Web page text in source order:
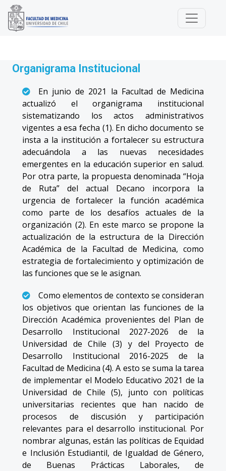
Organigrama Institucional
En junio de 2021 la Facultad de Medicina
actualizó el organigrama institucional
sistematizando los actos administrativos
vigentes a esa fecha (1). En dicho documento se
insta a la institución a fortalecer su estructura
adecuándola a las nuevas necesidades
emergentes en la educación superior en salud.
Por otra parte, la propuesta denominada “Hoja
de Ruta” del actual Decano incorpora la
urgencia de fortalecer la función académica
como parte de los desafíos actuales de la
organización (2). En este marco se propone la
actualización de la estructura de la Dirección
Académica de la Facultad de Medicina, como
estrategia de fortalecimiento y optimización de
las funciones que se le asignan.
Como elementos de contexto se consideran
los objetivos que orientan las funciones de la
Dirección Académica provenientes del Plan de
Desarrollo Institucional 2027-2026 de la
Universidad de Chile (3) y del Proyecto de
Desarrollo Institucional 2016-2025 de la
Facultad de Medicina (4). A esto se suma la tarea
de implementar el Modelo Educativo 2021 de la
Universidad de Chile (5), junto con políticas
universitarias recientes que han nacido de
procesos de discusión y participación
relevantes para el desarrollo institucional. Por
nombrar algunas, están las políticas de Equidad
e Inclusión Estudiantil, de Igualdad de Género,
de Buenas Prácticas Laborales, de